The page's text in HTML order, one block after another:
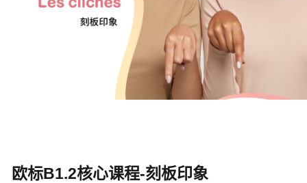
欧标B1.2核心课程-刻板印象